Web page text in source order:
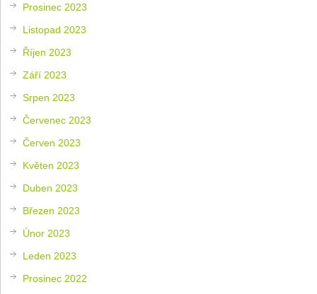
Prosinec 2023
Listopad 2023
Říjen 2023
Září 2023
Srpen 2023
Červenec 2023
Červen 2023
Květen 2023
Duben 2023
Březen 2023
Únor 2023
Leden 2023
Prosinec 2022